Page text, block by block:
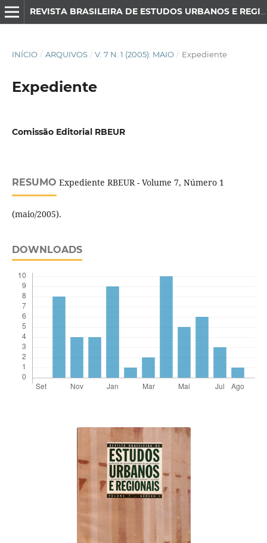
INÍCIO / ARQUIVOS / V. 7 N. 1 (2005): MAIO / Expediente
Expediente
Comissão Editorial RBEUR
RESUMO Expediente RBEUR - Volume 7, Número 1
(maio/2005).
DOWNLOADS